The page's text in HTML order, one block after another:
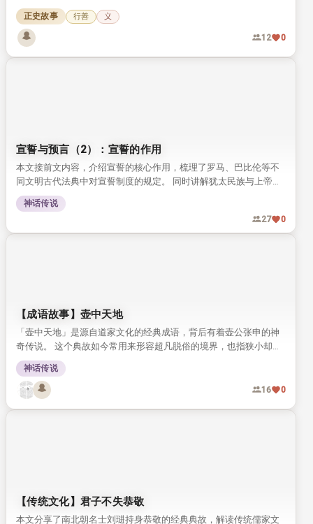
惠及后世子孙，这一观念流传千年，至今仍有启发意义。
正史故事 行善 义
12 0
宣誓与预言（2）：宣誓的作用
本文接前文内容，介绍宣誓的核心作用，梳理了罗马、巴比伦等不
同文明古代法典中对宣誓制度的规定。 同时讲解犹太民族与上帝立
约的传统，以及赎罪日解除未践誓约的相关习俗。
神话传说
27
0
【成语故事】壶中天地
「壶中天地」是源自道家文化的经典成语，背后有着壶公张申的神
奇传说。 这个典故如今常用来形容超凡脱俗的境界，也指狭小却自
有意趣的空间。
神话传说
16 0
【传统文化】君子不失恭敬
本文分享了南北朝名士刘琎持身恭敬的经典典故，解读传统儒家文